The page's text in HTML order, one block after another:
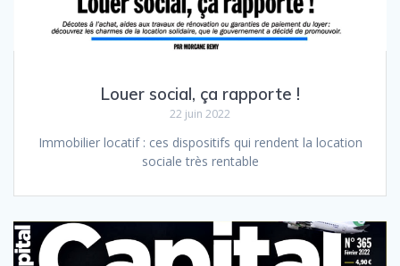
Louer social, ça rapporte !
22 juin 2022
Immobilier locatif : ces dispositifs qui rendent la location
sociale très rentable